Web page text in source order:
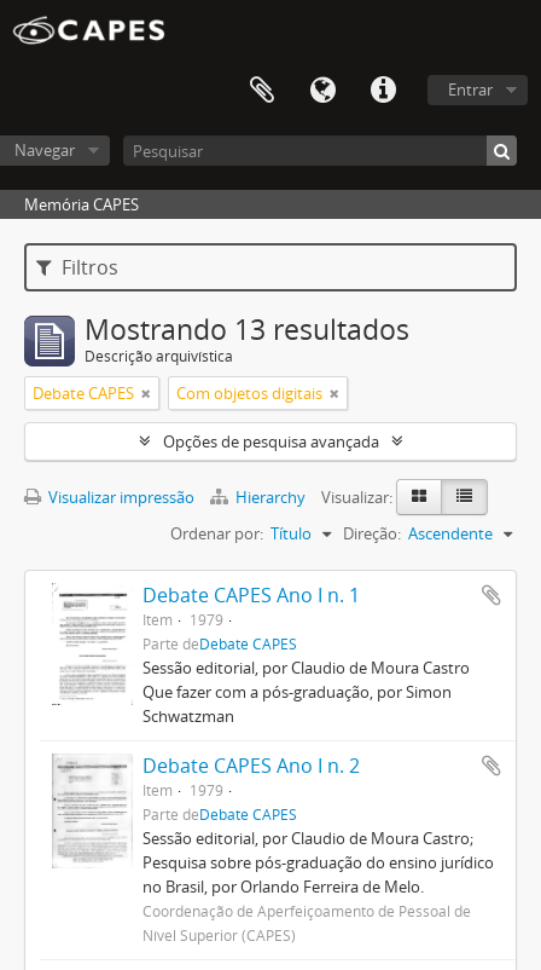
Entrar
Navegar
Memória CAPES
Filtros
Mostrando 13 resultados
Descrição arquivística
Debate CAPES Com objetos digitais
Opções de pesquisa avançada
Visualizar impressão Hierarchy
Visualizar:
Ordenar por: Título Direção: Ascendente
Debate CAPES Ano I n. 1
Item
1979
Parte deDebate CAPES
Sessão editorial, por Claudio de Moura Castro
Que fazer com a pós-graduação, por Simon
Schwatzman
Debate CAPES Ano I n. 2
Item
1979
Parte deDebate CAPES
Sessão editorial, por Claudio de Moura Castro;
Pesquisa sobre pós-graduação do ensino jurídico
no Brasil, por Orlando Ferreira de Melo.
Coordenação de Aperfeiçoamento de Pessoal de
Nível Superior (CAPES)